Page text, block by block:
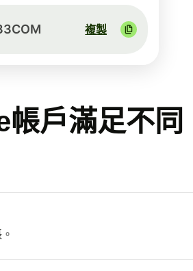
複製
戶滿足不同